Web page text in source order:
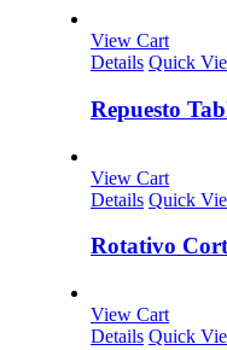
View Cart
Details Quick
Repuesto
View Cart
Details Quick
Rotativo
View Cart
Details Quick